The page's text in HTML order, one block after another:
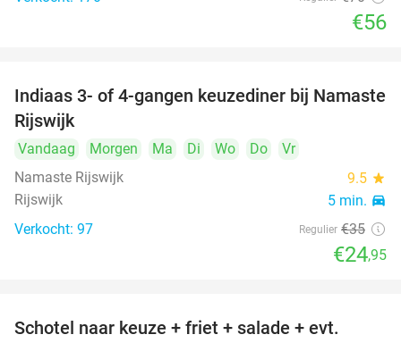
€56
29%
Indiaas 3- of 4-gangen keuzediner bij Namaste
Rijswijk
Vandaag Morgen Ma Di Wo Do
Vr
Namaste Rijswijk
9.5 star
Rijswijk 5 min. directions_car
Verkocht: 97 Regulier €35
€24,95
Schotel naar keuze + friet + salade + evt.